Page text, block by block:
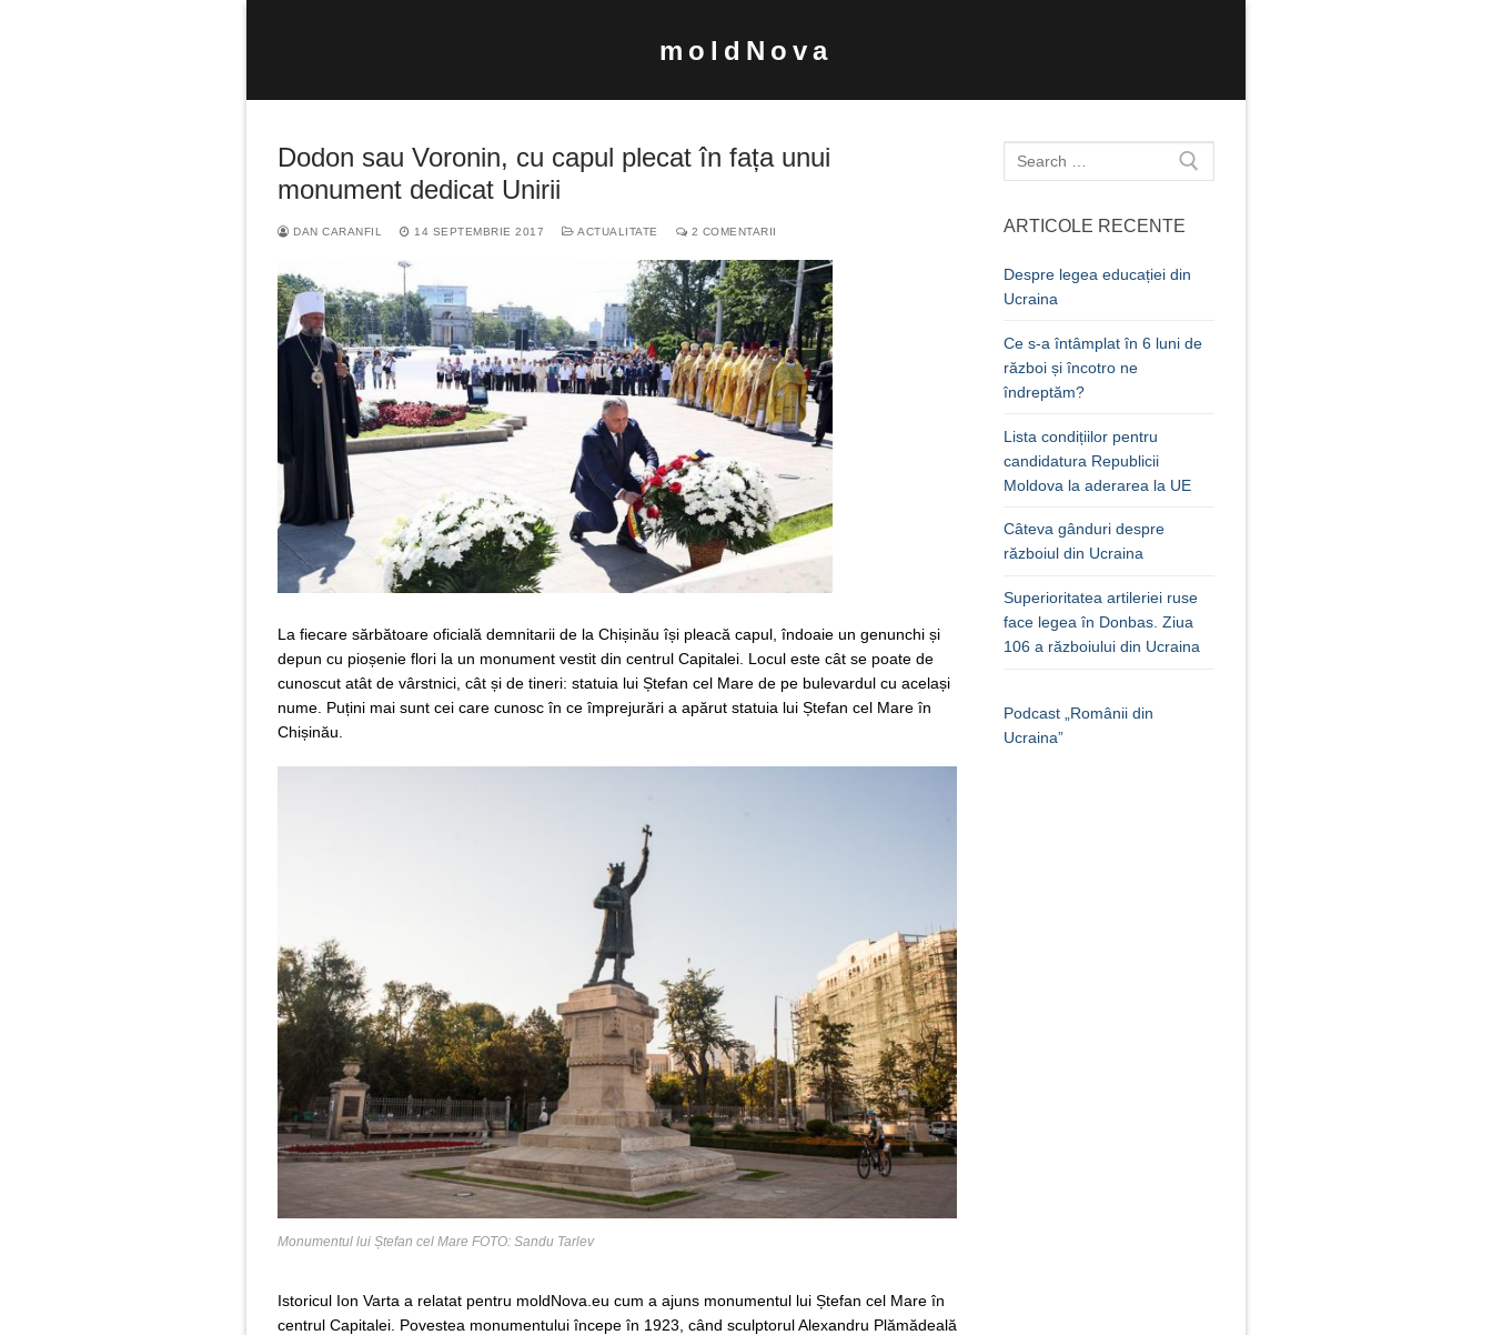
moldNova
după:
Dodon sau Voronin, cu capul plecat în fața unui
monument dedicat Unirii
DAN CARANFIL 14 SEPTEMBRIE 2017 ACTUALITATE 2 COMENTARII
La fiecare sărbătoare oficială demnitarii de la Chișinău își pleacă capul, îndoaie un genunchi și
depun cu pioșenie flori la un monument vestit din centrul Capitalei. Locul este cât se poate de
cunoscut atât de vârstnici, cât și de tineri: statuia lui Ștefan cel Mare de pe bulevardul cu același
nume. Puțini mai sunt cei care cunosc în ce împrejurări a apărut statuia lui Ștefan cel Mare în
Chișinău.
Monumentul lui Ștefan cel Mare FOTO: Sandu Tarlev
Istoricul Ion Varta a relatat pentru moldNova.eu cum a ajuns monumentul lui Ștefan cel Mare în
centrul Capitalei. Povestea monumentului începe în 1923, când sculptorul Alexandru Plămădeală
Caută
după:
ARTICOLE RECENTE
Despre legea educației din
Ucraina
Ce s-a întâmplat în 6 luni de
război și încotro ne
îndreptăm?
Lista condițiilor pentru
candidatura Republicii
Moldova la aderarea la UE
Câteva gânduri despre
războiul din Ucraina
Superioritatea artileriei ruse
face legea în Donbas. Ziua
106 a războiului din Ucraina
Podcast „Românii din
Ucraina”